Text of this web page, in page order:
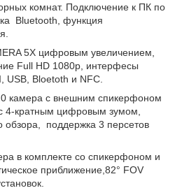
комнат. Подключение к ПК по
Bluetooth, функция
5X цифровым увеличением,
Full HD 1080p, интерфесы
USB, Bloetoth и NFC.
камера с внешним спикерфоном
4-кратным цифровым зумом,
обзора, поддержка 3 персетов
в комплекте со спикерфоном и
приближение,82° FOV